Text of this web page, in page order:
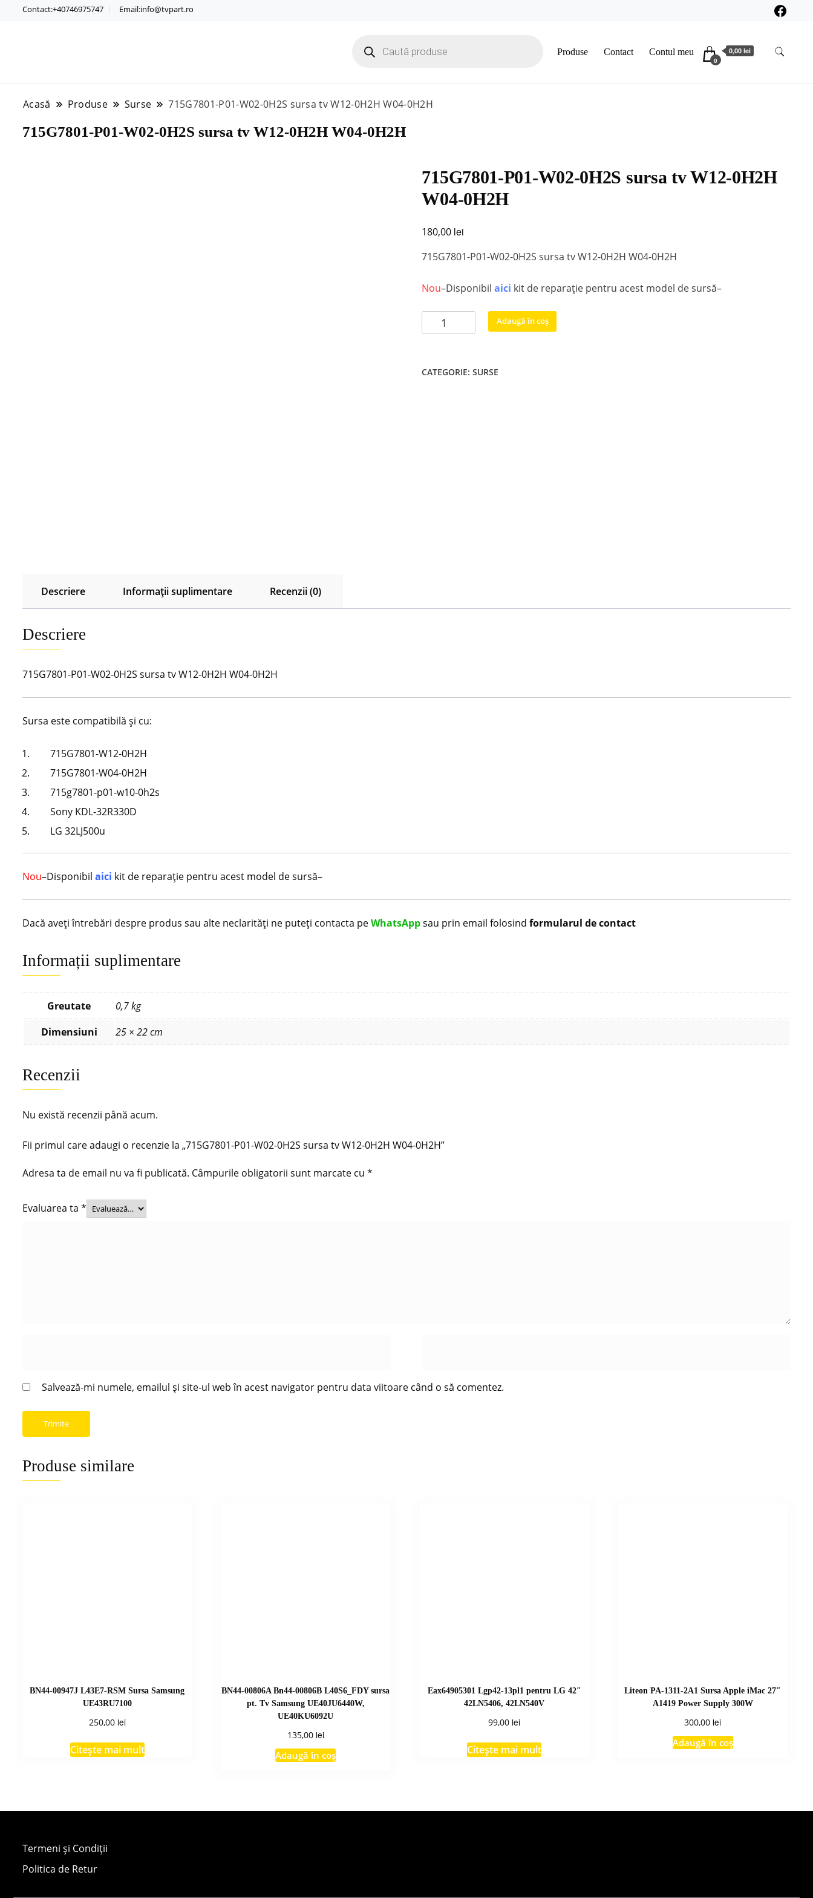
Contact:+40746975747 Email:info@tvpart.ro
search Produse Contact Contul meu
0
0,00 lei
Acasă Produse Surse 715G7801-P01-W02-0H2S sursa tv W12-0H2H W04-0H2H
715G7801-P01-W02-0H2S sursa tv W12-0H2H W04-0H2H
715G7801-P01-W02-0H2S sursa tv W12-0H2H
W04-0H2H
180,00 lei
715G7801-P01-W02-0H2S sursa tv W12-0H2H W04-0H2H
Nou–Disponibilaici kit de reparație pentru acest model de sursă–
Cantitate
715G7801-
0H2S
Adaugă în coș
CATEGORIE:SURSE
Descriere Informații suplimentare Recenzii (0)
Descriere
715G7801-P01-W02-0H2S sursa tv W12-0H2H W04-0H2H
Sursa este compatibilă și cu:
715G7801-W12-0H2H
715G7801-W04-0H2H
715g7801-p01-w10-0h2s
Sony KDL-32R330D
LG 32LJ500u
Nou–Disponibil aici kit de reparație pentru acest model de sursă–
Dacă aveți întrebări despre produs sau alte neclarități ne puteți contacta peWhatsAppsau prin email folosind formularul de contact
Informații suplimentare
Greutate
0,7 kg
Dimensiuni
25 × 22 cm
Recenzii
Nu există recenzii până acum.
Fii primul care adaugi o recenzie la „715G7801-P01-W02-0H2S sursa tv W12-0H2H W04-0H2H”
Adresa ta de email nu va fi publicată. Câmpurile obligatorii sunt marcate cu *
Evaluarea ta *
Salvează-mi numele, emailul și site-ul web în acest navigator pentru data viitoare când o să comentez.
Produse similare
BN44-00947J L43E7-RSM Sursa Samsung
UE43RU7100
250,00 lei
Citește mai mult
BN44-00806A Bn44-00806B L40S6_FDY sursa
pt. Tv Samsung UE40JU6440W,
UE40KU6092U
135,00 lei
Adaugă în coș
Eax64905301 Lgp42-13pl1 pentru LG 42″
42LN5406, 42LN540V
99,00 lei
Citește mai mult
Liteon PA-1311-2A1 Sursa Apple iMac 27″
A1419 Power Supply 300W
300,00 lei
Adaugă în coș
Termeni și Condiții
Politica de Retur